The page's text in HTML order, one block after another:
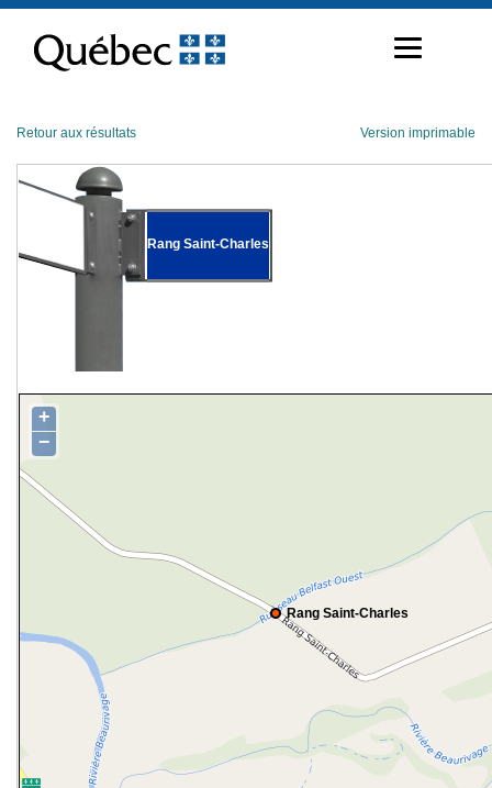
contenu
Retour aux résultats Version imprimable
Rang Saint-Charles
Rang Saint-Charles
+
−